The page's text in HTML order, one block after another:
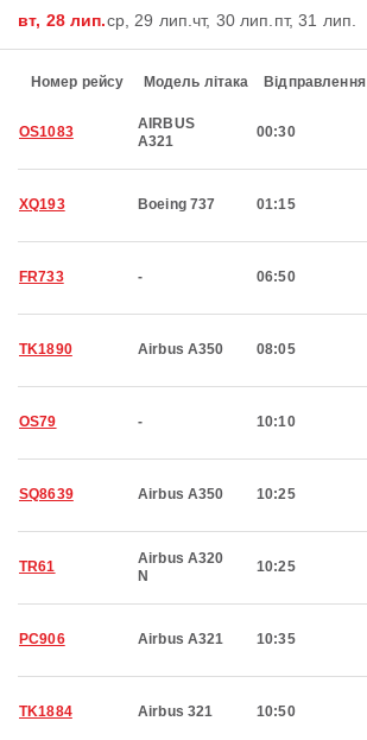
вт, 28 лип.ср, 29 лип.чт, 30 лип. пт, 31 лип.
Номер рейсу Модель літака Відправлення
OS1083
AIRBUS
A321
00:30
XQ193 Boeing 737 01:15
FR733 - 06:50
TK1890 Airbus A350 08:05
OS79 - 10:10
SQ8639 Airbus A350 10:25
TR61
Airbus A320
N
10:25
PC906 Airbus A321 10:35
TK1884 Airbus 321 10:50